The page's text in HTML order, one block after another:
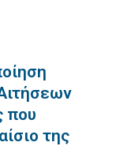
που
της